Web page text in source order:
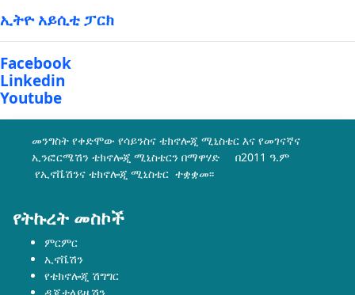
ኢትዮ አይሲቲ ፓርክ
Facebook
Linkedin
Youtube
መንግስት የቀድሞው የሳይንስና ቴክኖሎጂ ሚኒስቴር እና የመገናኛና
ኢንፎርሜሽን ቴክኖሎጂ ሚኒስቴርን በማዋሃድ በ2011 ዓ.ም
የኢኖቬሽንና ቴክኖሎጂ ሚኒስቴር ተቋቋመ፡፡
የትኩረት መስኮች
ምርምር
ኢኖቬሽን
የቴክኖሎጂ ሽግግር